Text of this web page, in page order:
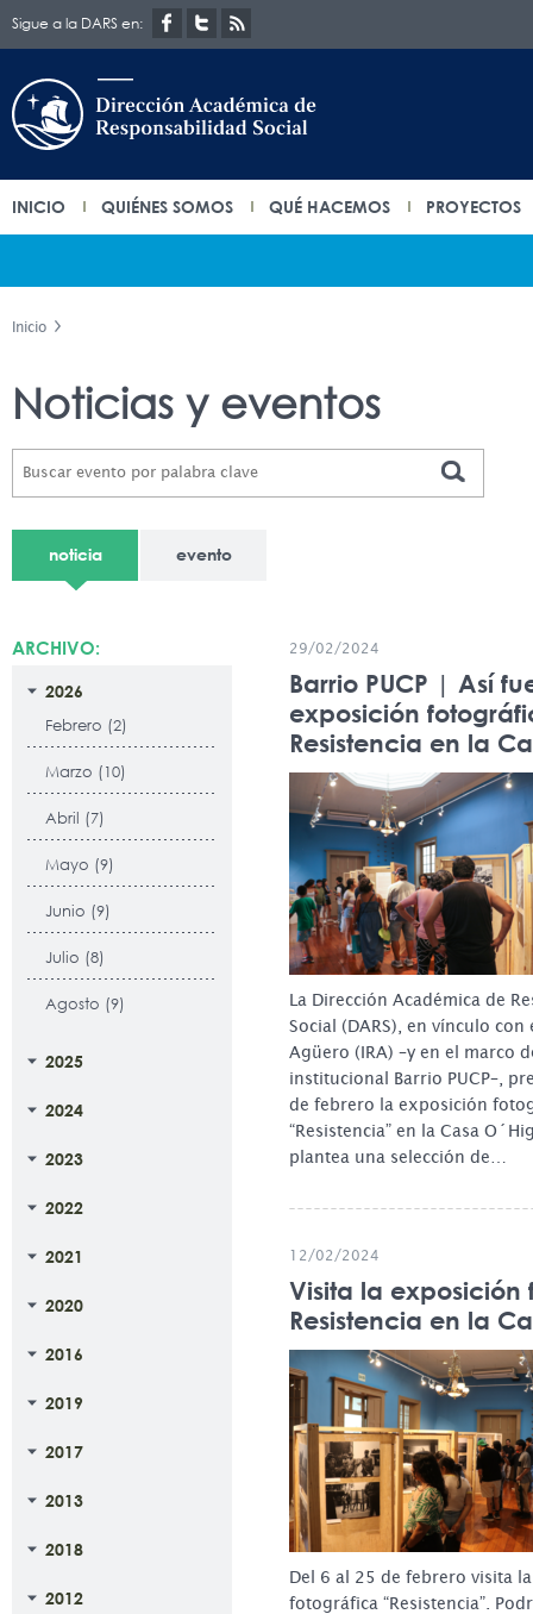
Sigue a la DARS en:
INICIO QUIÉNES SOMOS QUÉ HACEMOS PROYECTOS
Inicio
Noticias y eventos
noticia evento
ARCHIVO:
2026
Febrero (2)
Marzo (10)
Abril (7)
Mayo (9)
Junio (9)
Julio (8)
Agosto (9)
2025
2024
2023
2022
2021
2020
2016
2019
2017
2013
2018
2012
29/02/2024
Barrio PUCP | Así
exposición
Resistencia en la
La Dirección Académica de
Social (DARS), en vínculo
Agüero (IRA) –y en el marco
institucional Barrio PUCP–,
de febrero la exposición
“Resistencia” en la Casa
plantea una selección de…
12/02/2024
Visita la exposición
Resistencia en la
Del 6 al 25 de febrero visita
fotográfica “Resistencia”.